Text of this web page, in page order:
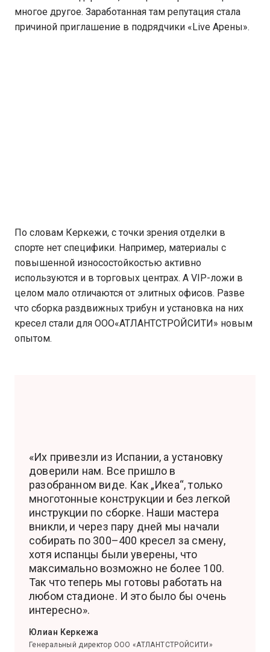
многое другое. Заработанная там репутация стала
причиной приглашение в подрядчики «Live Арены».
По словам Керкежи, с точки зрения отделки в
спорте нет специфики. Например, материалы с
повышенной износостойкостью активно
используются и в торговых центрах. А VIP-ложи в
целом мало отличаются от элитных офисов. Разве
что сборка раздвижных трибун и установка на них
кресел стали для ООО«АТЛАНТСТРОЙСИТИ» новым
опытом.
«Их привезли из Испании, а установку
доверили нам. Все пришло в
разобранном виде. Как „Икеа“, только
многотонные конструкции и без легкой
инструкции по сборке. Наши мастера
вникли, и через пару дней мы начали
собирать по 300–400 кресел за смену,
хотя испанцы были уверены, что
максимально возможно не более 100.
Так что теперь мы готовы работать на
любом стадионе. И это было бы очень
интересно».
Юлиан Керкежа
Генеральный директор ООО «АТЛАНТСТРОЙСИТИ»